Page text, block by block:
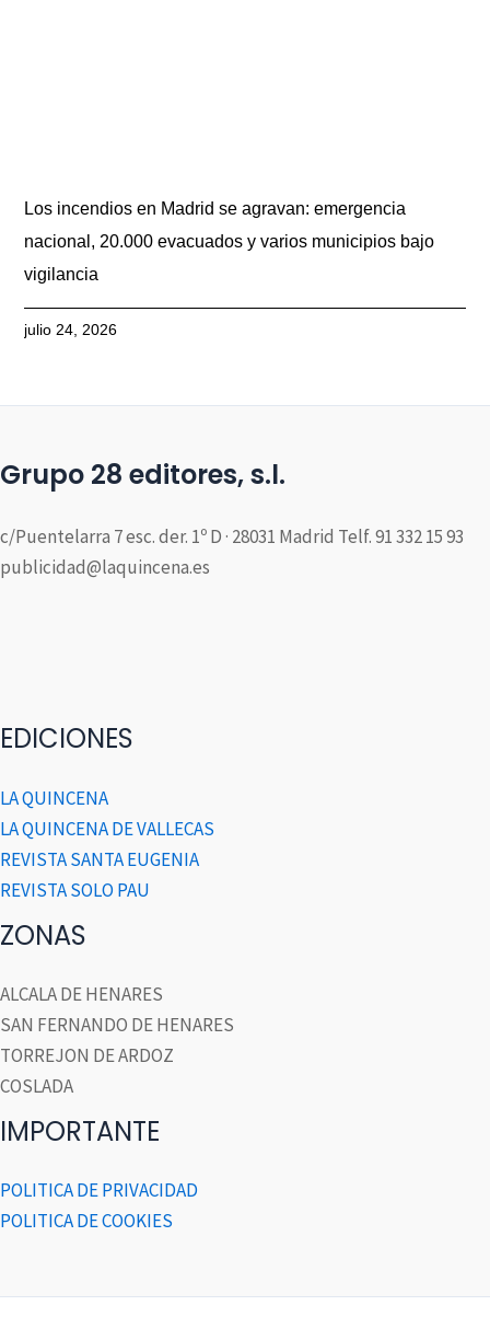
Los incendios en Madrid se agravan: emergencia
nacional, 20.000 evacuados y varios municipios bajo
vigilancia
julio 24, 2026
Grupo 28 editores, s.l.
c/Puentelarra 7 esc. der. 1º D · 28031 Madrid Telf. 91 332 15 93
publicidad@laquincena.es
EDICIONES
LA QUINCENA
LA QUINCENA DE VALLECAS
REVISTA SANTA EUGENIA
REVISTA SOLO PAU
ZONAS
ALCALA DE HENARES
SAN FERNANDO DE HENARES
TORREJON DE ARDOZ
COSLADA
IMPORTANTE
POLITICA DE PRIVACIDAD
POLITICA DE COOKIES